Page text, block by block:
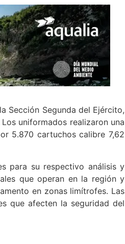
Sección Segunda del Ejército,
uniformados realizaron una
5.870 cartuchos calibre 7,62
para su respectivo análisis y
que operan en la región y
en zonas limítrofes. Las
que afecten la seguridad del